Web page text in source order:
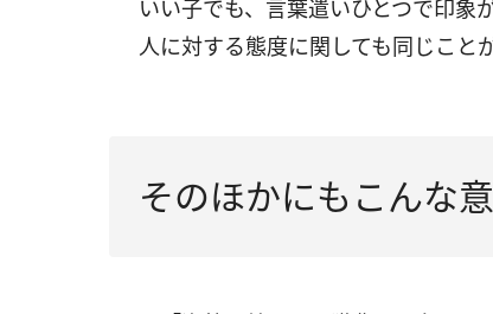
いい子でも、言葉遣いひとつで印象
人に対する態度に関しても同じこと
そのほかにもこんな